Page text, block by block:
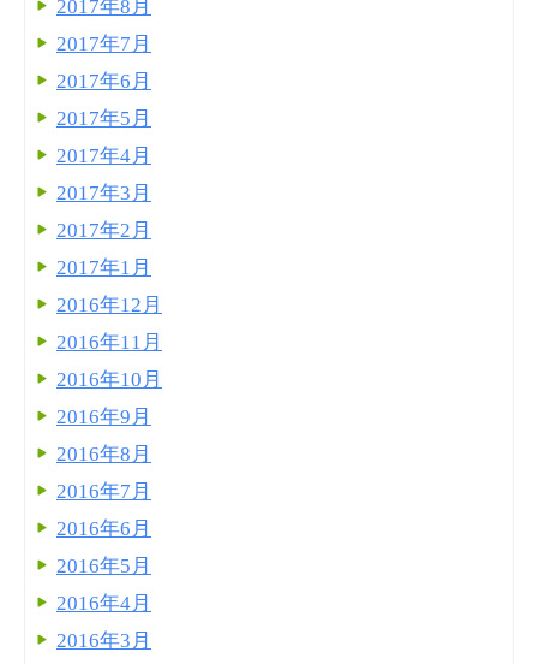
2017年8月
2017年7月
2017年6月
2017年5月
2017年4月
2017年3月
2017年2月
2017年1月
2016年12月
2016年11月
2016年10月
2016年9月
2016年8月
2016年7月
2016年6月
2016年5月
2016年4月
2016年3月